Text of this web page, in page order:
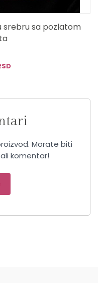
srebru sa pozlatom
Morate biti
komentar!